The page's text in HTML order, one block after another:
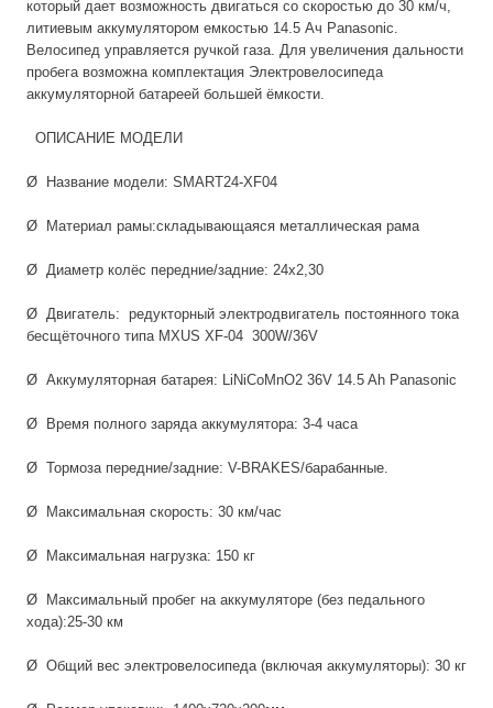
который дает возможность двигаться со скоростью до 30 км/ч,
литиевым аккумулятором емкостью 14.5 Ач Panasonic.
Велосипед управляется ручкой газа. Для увеличения дальности
пробега возможна комплектация Электровелосипеда
аккумуляторной батареей большей ёмкости.
ОПИСАНИЕ МОДЕЛИ
Ø Название модели: SMART24-XF04
Ø Материал рамы:складывающаяся металлическая рама
Ø Диаметр колёс передние/задние: 24х2,30
Ø Двигатель: редукторный электродвигатель постоянного тока
бесщёточного типа MXUS XF-04 300W/36V
Ø Аккумуляторная батарея: LiNiCoMnO2 36V 14.5 Ah Panasonic
Ø Время полного заряда аккумулятора: 3-4 часа
Ø Тормоза передние/задние: V-BRAKES/барабанные.
Ø Максимальная скорость: 30 км/час
Ø Максимальная нагрузка: 150 кг
Ø Максимальный пробег на аккумуляторе (без педального
хода):25-30 км
Ø Общий вес электровелосипеда (включая аккумуляторы): 30 кг